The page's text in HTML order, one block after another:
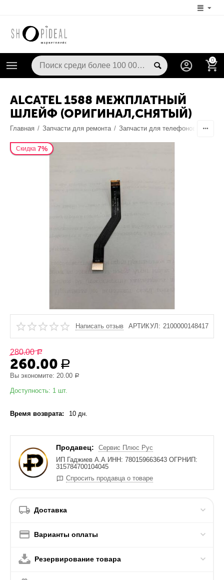
0
ALCATEL 1588 МЕЖПЛАТНЫЙ
ШЛЕЙФ (ОРИГИНАЛ,СНЯТЫЙ)
Главная / Запчасти для ремонта / Запчасти для телефонов
Скидка 7%
Написать отзыв АРТИКУЛ: 2100000148417
280.00 Р
260.00 Р
Вы экономите:20.00 Р
Доступность: 1 шт.
Время возврата: 10 дн.
Продавец:
Сервис Плюс Рус
ИП Гаджиев А.А ИНН: 780159663643 ОГРНИП:
315784700104045
Спросить продавца о товаре
Доставка
Варианты оплаты
Резервирование товара